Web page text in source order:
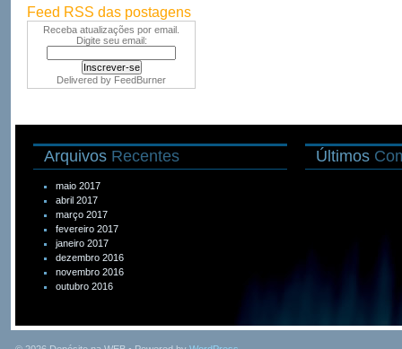
Feed RSS das postagens
Receba atualizações por email.
Digite seu email:
Delivered by FeedBurner
Arquivos Recentes
maio 2017
abril 2017
março 2017
fevereiro 2017
janeiro 2017
dezembro 2016
novembro 2016
outubro 2016
Últimos